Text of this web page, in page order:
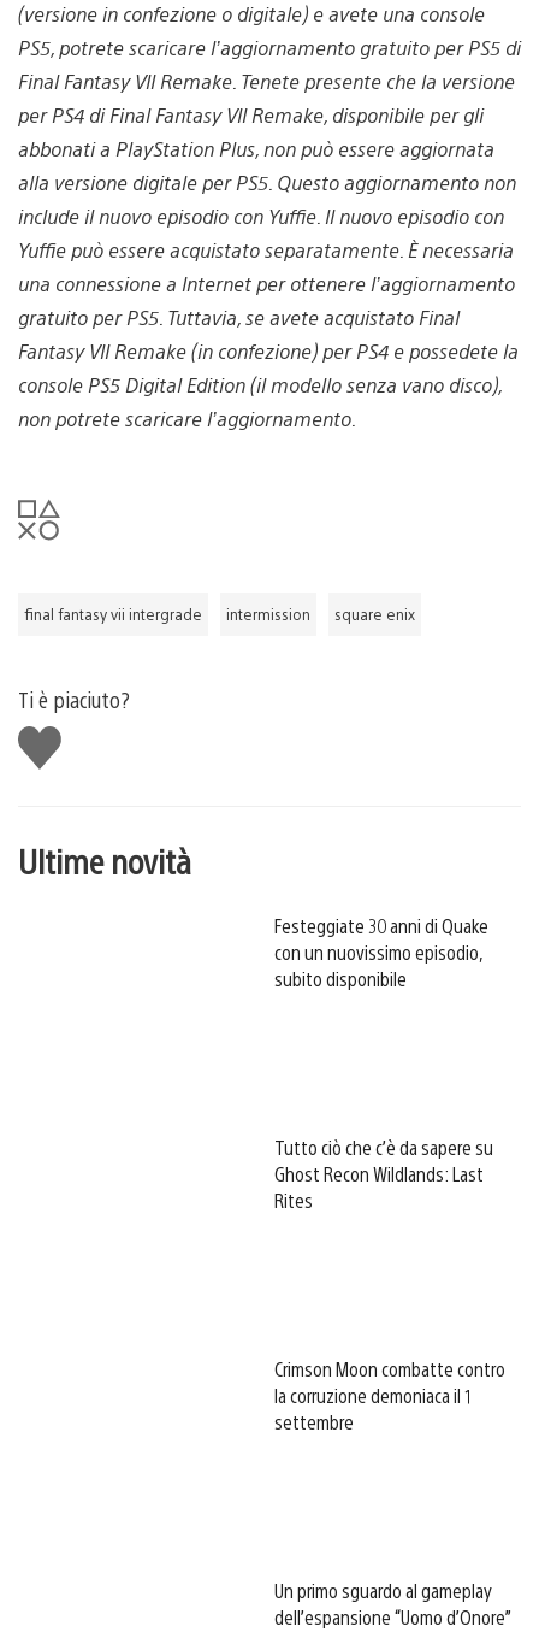
(versione in confezione o digitale) e avete una console
PS5, potrete scaricare l’aggiornamento gratuito per PS5 di
Final Fantasy VII Remake. Tenete presente che la versione
per PS4 di Final Fantasy VII Remake, disponibile per gli
abbonati a PlayStation Plus, non può essere aggiornata
alla versione digitale per PS5. Questo aggiornamento non
include il nuovo episodio con Yuffie. Il nuovo episodio con
Yuffie può essere acquistato separatamente. È necessaria
una connessione a Internet per ottenere l’aggiornamento
gratuito per PS5. Tuttavia, se avete acquistato Final
Fantasy VII Remake (in confezione) per PS4 e possedete la
console PS5 Digital Edition (il modello senza vano disco),
non potrete scaricare l’aggiornamento.
final fantasy vii intergrade intermission square enix
Ti è piaciuto?
Mi
piace
Ultime novità
Festeggiate 30 anni di Quake
con un nuovissimo episodio,
subito disponibile
Tutto ciò che c’è da sapere su
Ghost Recon Wildlands: Last
Rites
Crimson Moon combatte contro
la corruzione demoniaca il 1
settembre
Un primo sguardo al gameplay
dell’espansione “Uomo d’Onore”